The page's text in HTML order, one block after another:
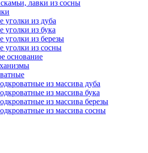
лавки из сосны
уголки из дуба
уголки из бука
уголки из березы
уголки из сосны
основание
из массива дуба
из массива бука
из массива березы
из массива сосны